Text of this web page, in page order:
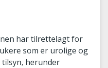
har tilrettelagt for
som er urolige og
herunder